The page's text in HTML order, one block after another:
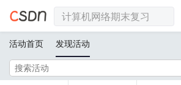
活动首页 发现活动